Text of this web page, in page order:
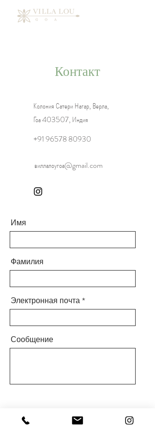
Контакт
Колония Сатери Нагар, Верла,
Гоа 403507, Индия
+91 96578 80930
виллалоугоа@gmail.com
Имя
Фамилия
Электронная почта
Сообщение
Отправлять